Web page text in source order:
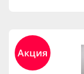
Акция